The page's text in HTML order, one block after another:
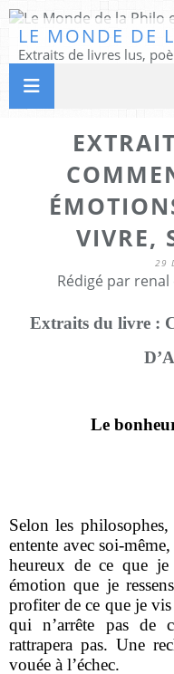
VIVRE,
29
Rédigé par
Extraits du livre :
Le
Selon les
entente avec soi-
heureux de ce que
émotion que je
profiter de ce que je
qui n’arrête pas de
rattrapera pas. Une
vouée à l’échec.